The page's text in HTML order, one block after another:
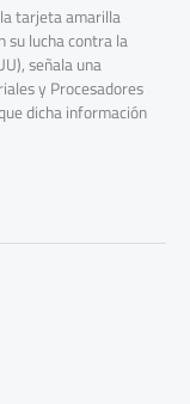
tarjeta amarilla
su lucha contra la
señala una
y Procesadores
dicha información